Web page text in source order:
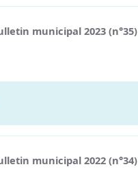
municipal 2023 (n°35)
municipal 2022 (n°34)